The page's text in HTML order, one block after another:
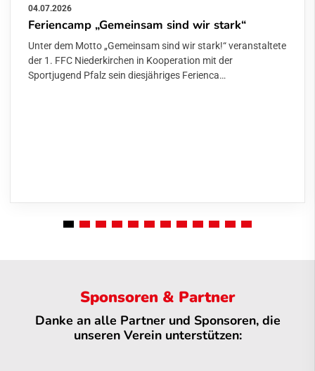
04.07.2026
Feriencamp „Gemeinsam sind wir stark“
Unter dem Motto „Gemeinsam sind wir stark!“ veranstaltete
der 1. FFC Niederkirchen in Kooperation mit der
Sportjugend Pfalz sein diesjähriges Ferienca…
Sponsoren & Partner
Danke an alle Partner und Sponsoren, die
unseren Verein unterstützen: